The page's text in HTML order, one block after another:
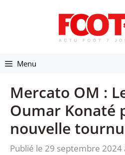
Menu
Mercato OM :
Oumar Konaté
nouvelle
Publié le 29 septembre 2024